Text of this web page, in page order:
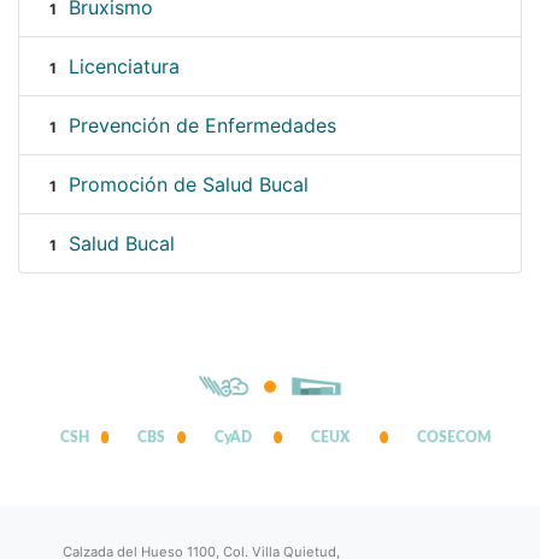
1 Bruxismo
1 Licenciatura
1 Prevención de Enfermedades
1 Promoción de Salud Bucal
1 Salud Bucal
CSH CBS CyAD CEUX COSECOM
Calzada del Hueso 1100, Col. Villa Quietud,